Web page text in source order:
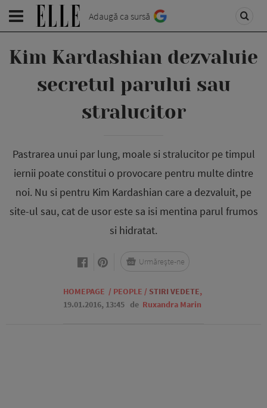
Adaugă ca sursă
Kim Kardashian dezvaluie
secretul parului sau
stralucitor
Pastrarea unui par lung, moale si stralucitor pe timpul
iernii poate constitui o provocare pentru multe dintre
noi. Nu si pentru Kim Kardashian care a dezvaluit, pe
site-ul sau, cat de usor este sa isi mentina parul frumos
si hidratat.
HOMEPAGE / PEOPLE / STIRI VEDETE,
19.01.2016, 13:45 de Ruxandra Marin
Urmărește-ne